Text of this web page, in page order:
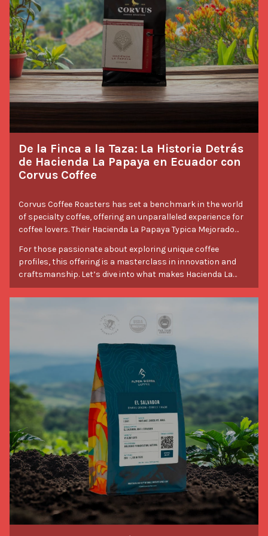
impulsar las ventas.
De la Finca a la Taza: La Historia Detrás
de Hacienda La Papaya en Ecuador con
Corvus Coffee
Corvus Coffee Roasters has set a benchmark in the world
of specialty coffee, offering an unparalleled experience for
coffee lovers. Their Hacienda La Papaya Typica Mejorado
combination of the Typica Mejorado variety and the
anaerobic natural process. Each sip reveals a symphony of
flavors that speaks to the care and expertise poured into
For those passionate about exploring unique coffee
profiles, this offering is a masterclass in innovation and
craftsmanship. Let’s dive into what makes Hacienda La
Papaya Typica so special.